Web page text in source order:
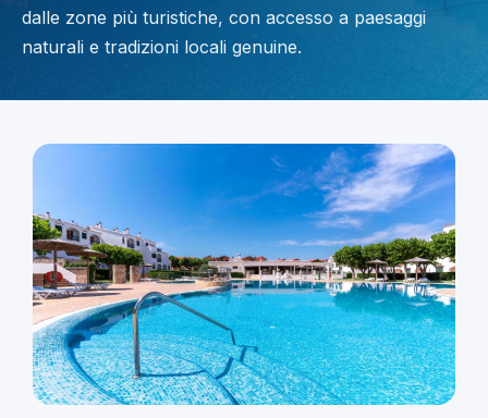
dalle zone più turistiche, con accesso a paesaggi
naturali e tradizioni locali genuine.